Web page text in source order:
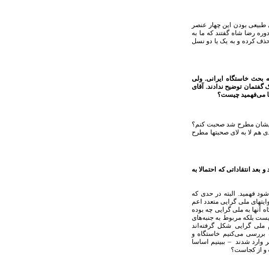
بودن این چهار عنصر
رضا شاه گفتند که ما به
کرده و به یک یا دو نسل
بحث خاستگاه ایرانی. ولی
گفتمان توضیح ندادند. آقای
می‌فهمید چیست؟
مطرح شد صحبت کنم؟
هم لا به لای صحبتها مطرح
انتقاداتی که احتمالا به
فهمید. البته در حدی که
ملی گرایی متعدد اعم
آنها به ملی گرایی چه بوده
بلکه مربوط به جنبه‌های
گرایی شکل گرفته‌اند
بررسی می‌کنیم خاستگاه و
شدند – ببینیم اساسا
و از کجاست؟